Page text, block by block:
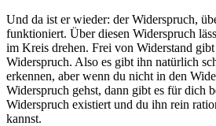
Und da ist er wieder: der Widerspruch,
funktioniert. Über diesen Widerspruch
im Kreis drehen. Frei von Widerstand
Widerspruch. Also es gibt ihn natürlich
erkennen, aber wenn du nicht in den
Widerspruch gehst, dann gibt es für dich
Widerspruch existiert und du ihn rein
kannst.